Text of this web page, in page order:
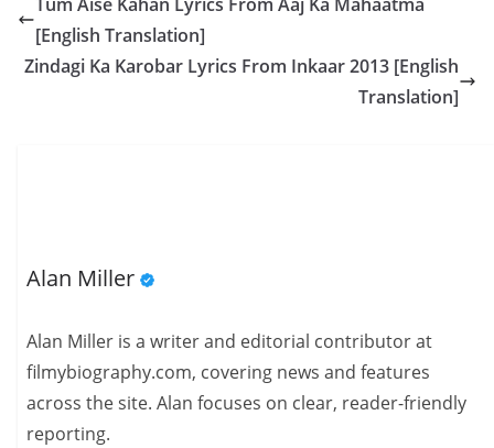
[English Translation]
Zindagi Ka Karobar Lyrics From Inkaar 2013 [English
Translation]
Alan Miller
Alan Miller is a writer and editorial contributor at
filmybiography.com, covering news and features
across the site. Alan focuses on clear, reader-friendly
reporting.